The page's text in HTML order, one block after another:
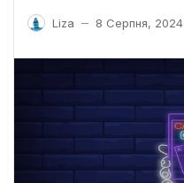
Liza — 8 Серпня, 2024